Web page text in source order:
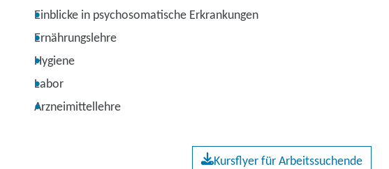
Einblicke in psychosomatische Erkrankungen
Ernährungslehre
Hygiene
Labor
Arzneimittellehre
Kursflyer für Arbeitssuchende